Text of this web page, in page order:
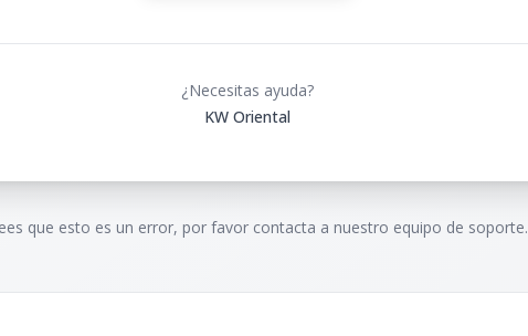
¿Necesitas ayuda?
KW Oriental
que esto es un error, por favor contacta a nuestro equipo de soporte.